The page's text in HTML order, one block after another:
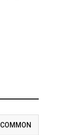
COMMON